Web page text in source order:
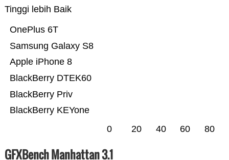
Tinggi lebih Baik
BlackBerry KEYone
BlackBerry Priv
BlackBerry DTEK60
Apple iPhone 8
Samsung Galaxy S8
OnePlus 6T
0 20 40 60 80
GFXBench Manhattan 3.1